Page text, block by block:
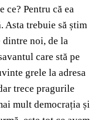
ce? Pentru că ea
Asta trebuie să știm
noi, de la
care stă pe
grele la adresa
trece pragurile
mult democrația și